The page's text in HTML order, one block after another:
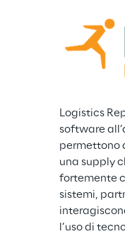
Logistics
software
permettono
una supply
fortemente
sistemi,
l’uso di